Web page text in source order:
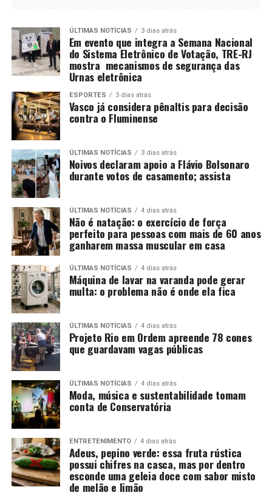
ÚLTIMAS NOTÍCIAS 3 dias atrás
Em evento que integra a Semana Nacional
do Sistema Eletrônico de Votação, TRE-RJ
mostra mecanismos de segurança das
Urnas eletrônica
ESPORTES 3 dias atrás
Vasco já considera pênaltis para decisão
contra o Fluminense
ÚLTIMAS NOTÍCIAS 3 dias atrás
Noivos declaram apoio a Flávio Bolsonaro
durante votos de casamento; assista
ÚLTIMAS NOTÍCIAS 4 dias atrás
Não é natação: o exercício de força
perfeito para pessoas com mais de 60 anos
ganharem massa muscular em casa
ÚLTIMAS NOTÍCIAS 4 dias atrás
Máquina de lavar na varanda pode gerar
multa: o problema não é onde ela fica
ÚLTIMAS NOTÍCIAS 4 dias atrás
Projeto Rio em Ordem apreende 78 cones
que guardavam vagas públicas
ÚLTIMAS NOTÍCIAS 4 dias atrás
Moda, música e sustentabilidade tomam
conta de Conservatória
ENTRETENIMENTO 4 dias atrás
Adeus, pepino verde: essa fruta rústica
possui chifres na casca, mas por dentro
esconde uma geleia doce com sabor misto
de melão e limão